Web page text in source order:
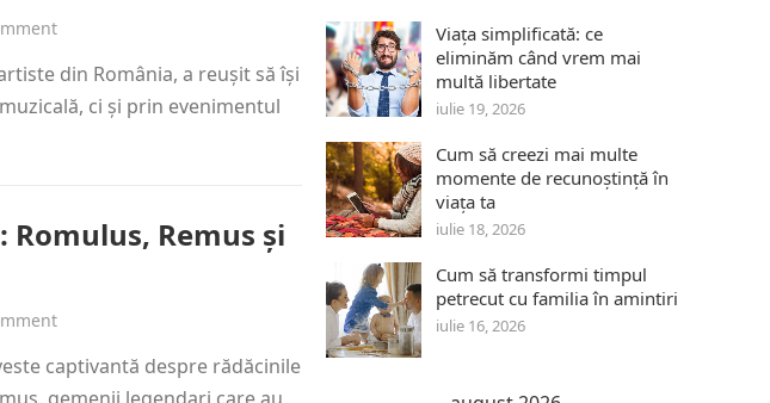
din România, a reușit să își
ci și prin evenimentul
Remus și
captivantă despre rădăcinile
Viața simplificată: ce
eliminăm când vrem mai
multă libertate
iulie 19, 2026
Cum să creezi mai multe
momente de recunoștință în
viața ta
iulie 18, 2026
Cum să transformi timpul
petrecut cu familia în amintiri
iulie 16, 2026